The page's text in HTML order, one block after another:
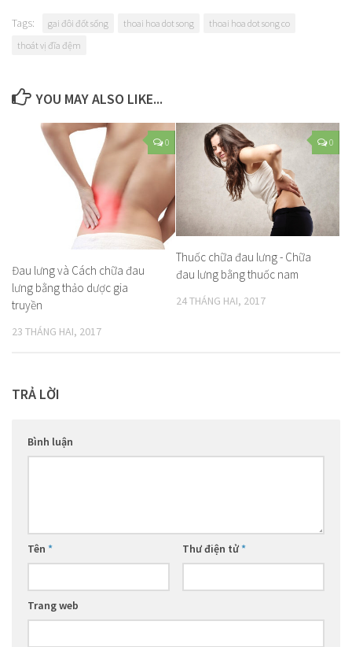
Tags: gai đôi đốt sống thoai hoa dot song
thoai hoa dot song co
thoát vị đĩa đệm
YOU MAY ALSO LIKE...
0
Đau lưng và Cách chữa đau
lưng bằng thảo dược gia
truyền
23 THÁNG HAI, 2017
0
Thuốc chữa đau lưng - Chữa
đau lưng bằng thuốc nam
24 THÁNG HAI, 2017
TRẢ LỜI
Bình luận
Tên * Thư điện tử*
Trang web